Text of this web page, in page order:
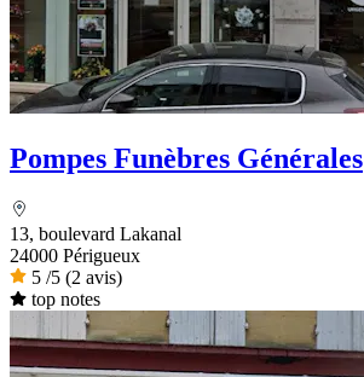
Pompes Funèbres Générales
13, boulevard Lakanal
24000 Périgueux
5 /5 (2 avis)
top notes